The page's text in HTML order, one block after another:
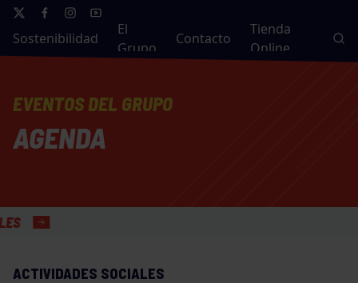
Sostenibilidad
El
Grupo
Contacto
Tienda
Online
EVENTOS DEL GRUPO
AGENDA
ACTIVIDADES SOCIALES